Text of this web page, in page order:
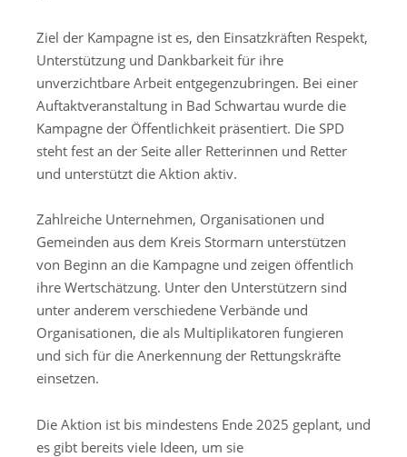
Ziel der Kampagne ist es, den Einsatzkräften Respekt,
Unterstützung und Dankbarkeit für ihre
unverzichtbare Arbeit entgegenzubringen. Bei einer
Auftaktveranstaltung in Bad Schwartau wurde die
Kampagne der Öffentlichkeit präsentiert. Die SPD
steht fest an der Seite aller Retterinnen und Retter
und unterstützt die Aktion aktiv.
Zahlreiche Unternehmen, Organisationen und
Gemeinden aus dem Kreis Stormarn unterstützen
von Beginn an die Kampagne und zeigen öffentlich
ihre Wertschätzung. Unter den Unterstützern sind
unter anderem verschiedene Verbände und
Organisationen, die als Multiplikatoren fungieren
und sich für die Anerkennung der Rettungskräfte
einsetzen.
Die Aktion ist bis mindestens Ende 2025 geplant, und
es gibt bereits viele Ideen, um sie